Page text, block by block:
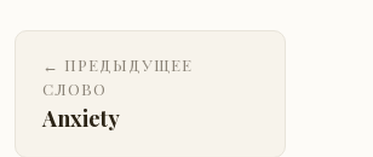
← ПРЕДЫДУЩЕЕ
СЛОВО
Anxiety